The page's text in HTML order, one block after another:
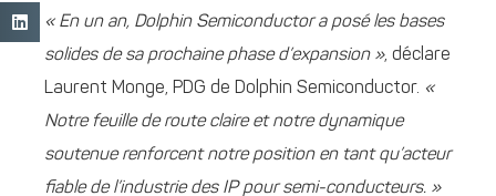
« En un an, Dolphin Semiconductor a posé les bases
solides de sa prochaine phase d’expansion », déclare
Laurent Monge, PDG de Dolphin Semiconductor. «
Notre feuille de route claire et notre dynamique
soutenue renforcent notre position en tant qu’acteur
fiable de l’industrie des IP pour semi-conducteurs. »